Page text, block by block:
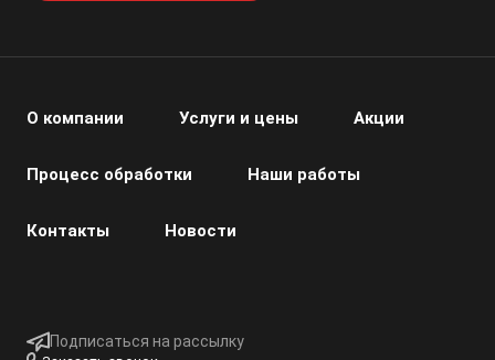
О компании Услуги и цены Акции
Процесс обработки Наши работы
Контакты Новости
Подписаться на рассылку